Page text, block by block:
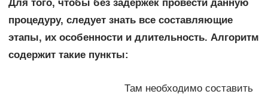
Для того, чтобы без задержек провести данную
процедуру, следует знать все составляющие
этапы, их особенности и длительность. Алгоритм
содержит такие пункты:
Там необходимо составить